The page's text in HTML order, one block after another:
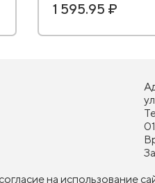
1 595.95 ₽
01
на использование